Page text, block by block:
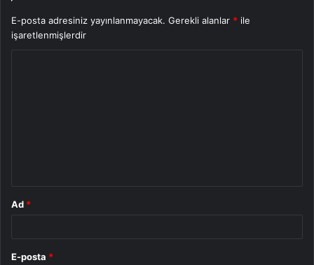
E-posta adresiniz yayınlanmayacak. Gerekli alanlar * ile
işaretlenmişlerdir
Ad *
E-posta *